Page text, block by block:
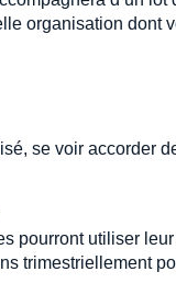
organisation dont
se voir accorder
pourront utiliser
trimestriellement